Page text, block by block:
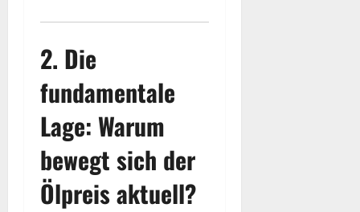
2. Die
fundamentale
Lage: Warum
bewegt sich der
Ölpreis aktuell?